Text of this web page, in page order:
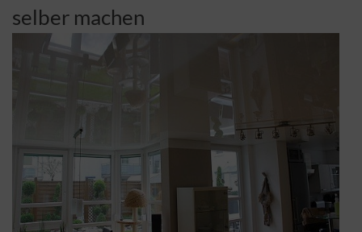
selber machen